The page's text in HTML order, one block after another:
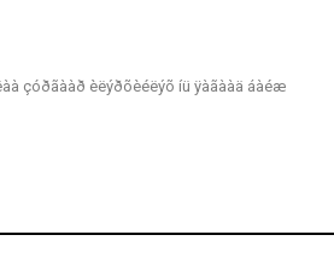
çóðãààð èëýðõèéëýõ íü ÿàãààä áàéæ